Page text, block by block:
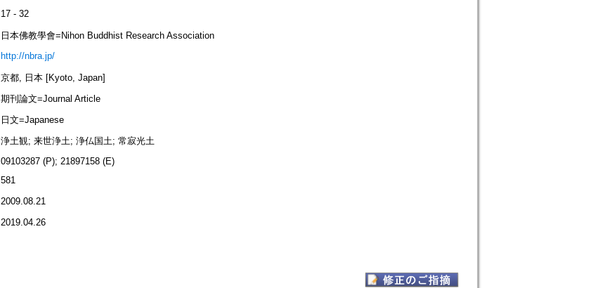
17 - 32
日本佛教學會=Nihon Buddhist Research Association
http://nbra.jp/
京都, 日本 [Kyoto, Japan]
期刊論文=Journal Article
日文=Japanese
浄土観; 来世浄土; 浄仏国土; 常寂光土
09103287 (P); 21897158 (E)
581
2009.08.21
2019.04.26